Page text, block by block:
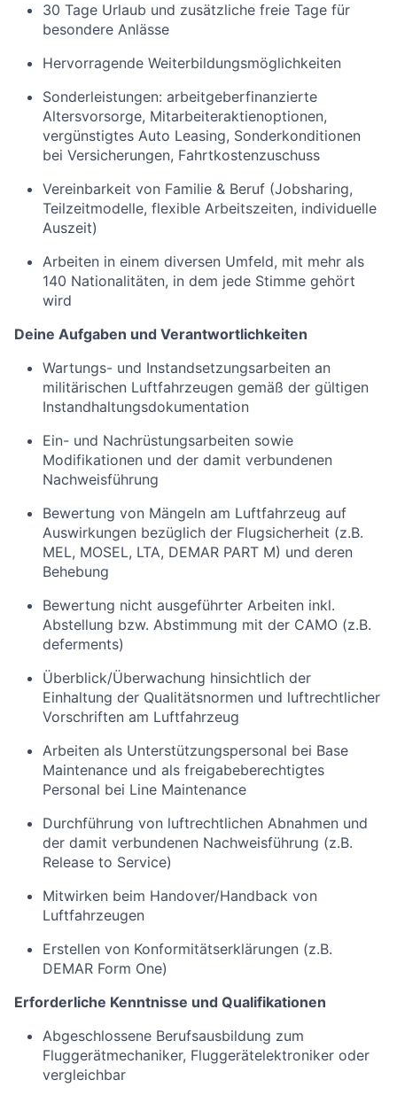
30 Tage Urlaub und zusätzliche freie Tage für
besondere Anlässe
Hervorragende Weiterbildungsmöglichkeiten
Sonderleistungen: arbeitgeberfinanzierte
Altersvorsorge, Mitarbeiteraktienoptionen,
vergünstigtes Auto Leasing, Sonderkonditionen
bei Versicherungen, Fahrtkostenzuschuss
Vereinbarkeit von Familie & Beruf (Jobsharing,
Teilzeitmodelle, flexible Arbeitszeiten, individuelle
Auszeit)
Arbeiten in einem diversen Umfeld, mit mehr als
140 Nationalitäten, in dem jede Stimme gehört
wird
Deine Aufgaben und Verantwortlichkeiten
Wartungs- und Instandsetzungsarbeiten an
militärischen Luftfahrzeugen gemäß der gültigen
Instandhaltungsdokumentation
Ein- und Nachrüstungsarbeiten sowie
Modifikationen und der damit verbundenen
Nachweisführung
Bewertung von Mängeln am Luftfahrzeug auf
Auswirkungen bezüglich der Flugsicherheit (z.B.
MEL, MOSEL, LTA, DEMAR PART M) und deren
Behebung
Bewertung nicht ausgeführter Arbeiten inkl.
Abstellung bzw. Abstimmung mit der CAMO (z.B.
deferments)
Überblick/Überwachung hinsichtlich der
Einhaltung der Qualitätsnormen und luftrechtlicher
Vorschriften am Luftfahrzeug
Arbeiten als Unterstützungspersonal bei Base
Maintenance und als freigabeberechtigtes
Personal bei Line Maintenance
Durchführung von luftrechtlichen Abnahmen und
der damit verbundenen Nachweisführung (z.B.
Release to Service)
Mitwirken beim Handover/Handback von
Luftfahrzeugen
Erstellen von Konformitätserklärungen (z.B.
DEMAR Form One)
Erforderliche Kenntnisse und Qualifikationen
Abgeschlossene Berufsausbildung zum
Fluggerätmechaniker, Fluggerätelektroniker oder
vergleichbar